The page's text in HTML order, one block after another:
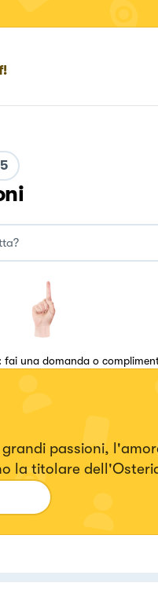
5
una domanda o
passioni,
la titolare
cucina. Da tre
cucinare"